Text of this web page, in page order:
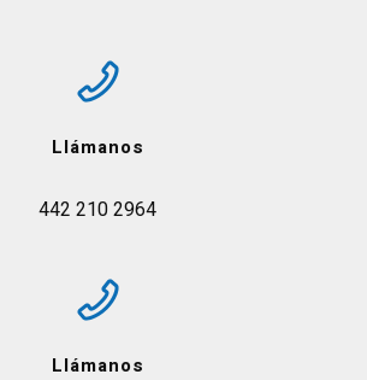
Llámanos
442 210 2964
Llámanos